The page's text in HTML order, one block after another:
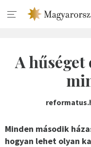
A
Minden második
hogyan lehet olyan